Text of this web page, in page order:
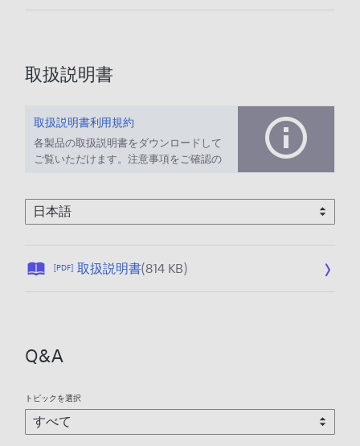
取扱説明書
取扱説明書利用規約
各製品の取扱説明書をダウンロードして
ご覧いただけます。注意事項をご確認の
[PDF] 取扱説明書(814 KB)公
/
Q&A
トピックを選択